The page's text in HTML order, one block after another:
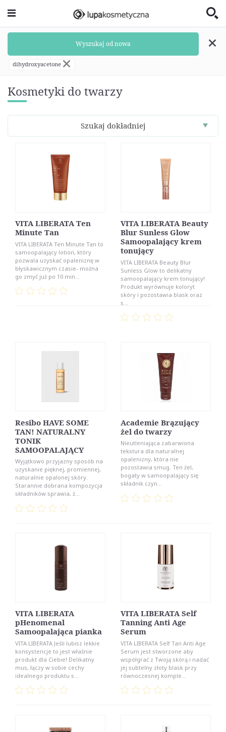
Kosmetyki do twarzy
Wyszukaj od nowa
dihydroxyacetone
Szukaj dokładniej
VITA LIBERATA Ten
Minute Tan
VITA LIBERATA Ten Minute Tan to
samoopalający lotion, który
pozwala uzyskać opaleniznę w
błyskawicznym czasie- można
go zmyć już po 10 min...
VITA LIBERATA Beauty
Blur Sunless Glow
Samoopalający krem
tonujący
VITA LIBERATA Beauty Blur
Sunless Glow to delikatny
samoopalający krem tonujący!
Produkt wyrównuje koloryt
skóry i pozostawia blask oraz
s...
Resibo HAVE SOME
TAN! NATURALNY
TONIK
SAMOOPALAJĄCY
Wyjątkowo przyjazny sposób na
uzyskanie pięknej, promiennej,
naturalnie opalonej skóry.
Starannie dobrana kompozycja
składników sprawia, ż...
Academie Brązujący
żel do twarzy
Nieutleniająca zabarwiona
tekstura dla naturalnej
opalenizny, która nie
pozostawia smug. Ten żel,
bogaty w samoopalający się
składnik czyn...
VITA LIBERATA
pHenomenal
Samoopalająca pianka
VITA LIBERATA Jeśli lubisz lekkie
konsystencje to jest właśnie
produkt dla Ciebie! Delikatny
mus, łączy w sobie cechy
idealnego produktu s...
VITA LIBERATA Self
Tanning Anti Age
Serum
VITA LIBERATA Self Tan Anti Age
Serum jest stworzone aby
współgrać z Twoją skórą i nadać
jej subtelny złoty blask przy
równoczesnej komple...